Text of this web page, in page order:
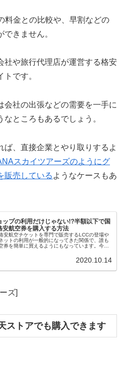
料金との比較や、早割などの
きません。
社や旅行代理店が運営する格安
です。
会社の出張などの需要を一手に
ところもあるでしょう。
ば、直接企業とやり取りするよ
スカイツアーズのようにグ
販売している ようなケースもあ
ップの利用だけじゃない!?半額以下で国
安航空券を購入する方法
安航空チケットを専門で販売するLCCの登場や
ットの利用が一般的になってきた関係で、誰も
券を簡単に買えるようにもなっています。今回
2020.10.14
ズ]
ストアでも購入できます